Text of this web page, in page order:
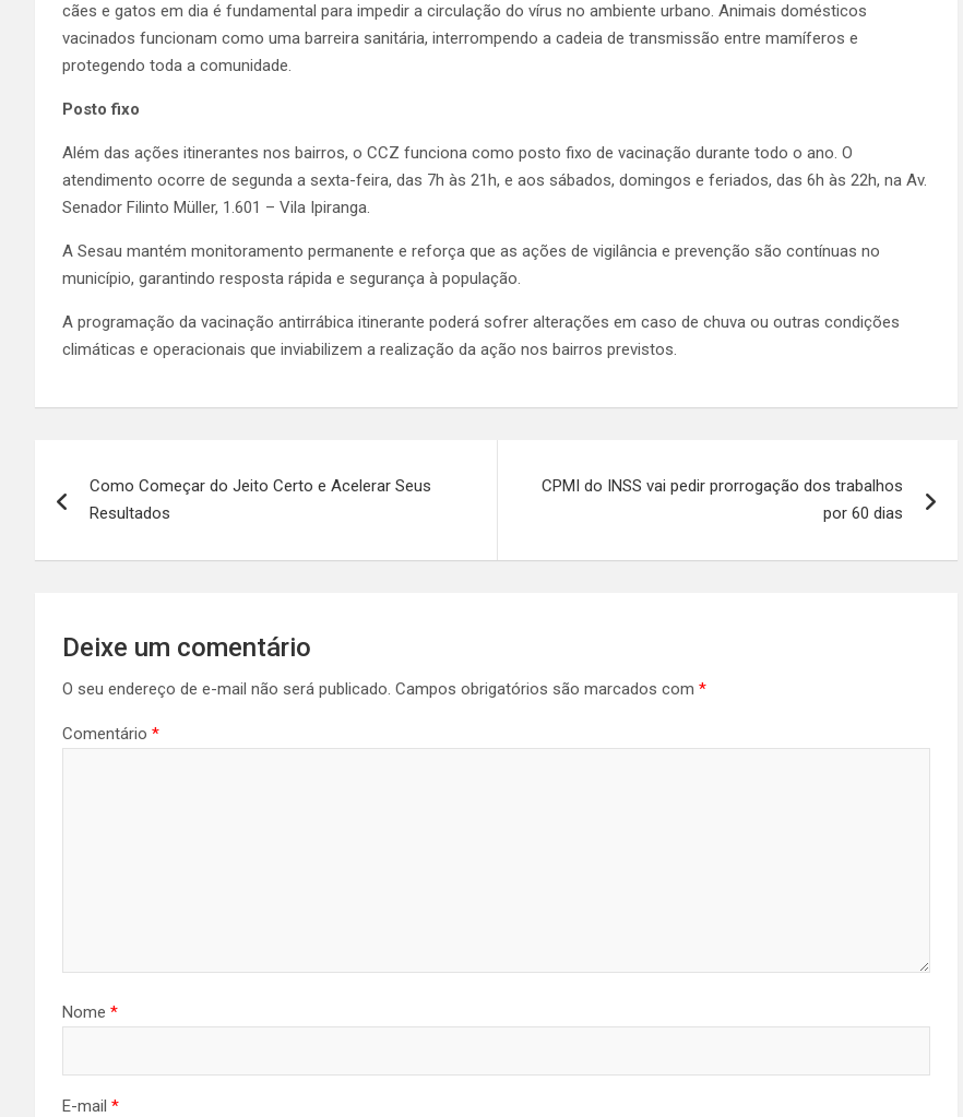
cães e gatos em dia é fundamental para impedir a circulação do vírus no ambiente urbano. Animais domésticos
vacinados funcionam como uma barreira sanitária, interrompendo a cadeia de transmissão entre mamíferos e
protegendo toda a comunidade.
Posto fixo
Além das ações itinerantes nos bairros, o CCZ funciona como posto fixo de vacinação durante todo o ano. O
atendimento ocorre de segunda a sexta-feira, das 7h às 21h, e aos sábados, domingos e feriados, das 6h às 22h, na Av.
Senador Filinto Müller, 1.601 – Vila Ipiranga.
A Sesau mantém monitoramento permanente e reforça que as ações de vigilância e prevenção são contínuas no
município, garantindo resposta rápida e segurança à população.
A programação da vacinação antirrábica itinerante poderá sofrer alterações em caso de chuva ou outras condições
climáticas e operacionais que inviabilizem a realização da ação nos bairros previstos.
de
Post
Como Começar do Jeito Certo e Acelerar Seus
Resultados
CPMI do INSS vai pedir prorrogação dos trabalhos
por 60 dias
Deixe um comentário
O seu endereço de e-mail não será publicado. Campos obrigatórios são marcados com *
Comentário *
Nome *
E-mail *